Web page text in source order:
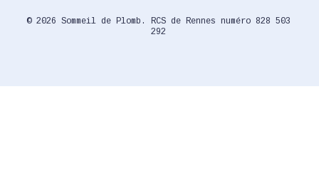
© 2026 Sommeil de Plomb. RCS de Rennes numéro 828 503
292